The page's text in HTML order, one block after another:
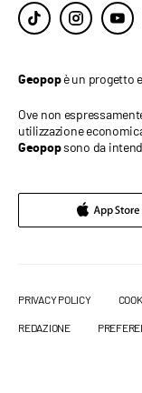
Geopopè un progetto
Ove non
utilizzazione
Geopopsono da
PRIVACY POLICY
REDAZIONE